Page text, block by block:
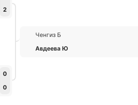
2
0
0
Ченгиз Б
Авдеева Ю